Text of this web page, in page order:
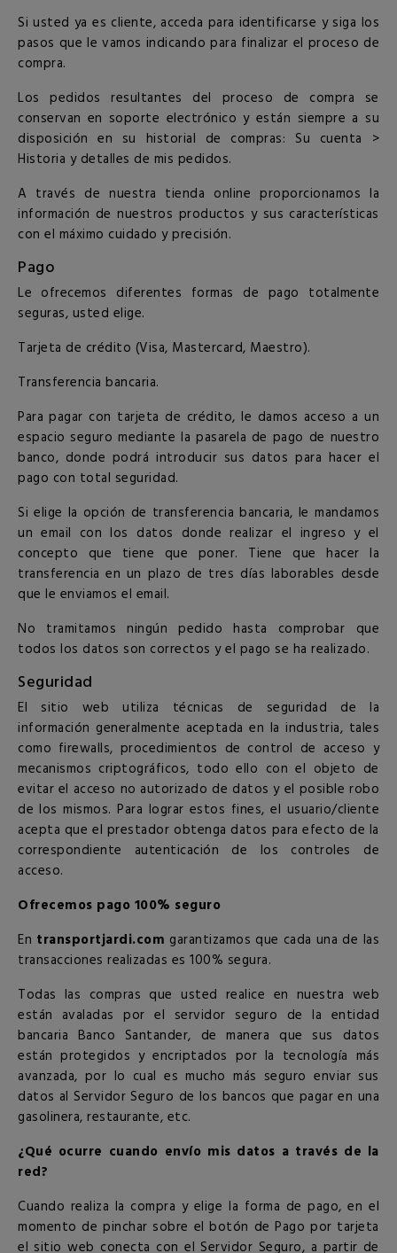
Si usted ya es cliente, acceda para identificarse y siga los
pasos que le vamos indicando para finalizar el proceso de
compra.
Los pedidos resultantes del proceso de compra se
conservan en soporte electrónico y están siempre a su
disposición en su historial de compras: Su cuenta >
Historia y detalles de mis pedidos.
A través de nuestra tienda online proporcionamos la
información de nuestros productos y sus características
con el máximo cuidado y precisión.
Pago
Le ofrecemos diferentes formas de pago totalmente
seguras, usted elige.
Tarjeta de crédito (Visa, Mastercard, Maestro).
Transferencia bancaria.
Para pagar con tarjeta de crédito, le damos acceso a un
espacio seguro mediante la pasarela de pago de nuestro
banco, donde podrá introducir sus datos para hacer el
pago con total seguridad.
Si elige la opción de transferencia bancaria, le mandamos
un email con los datos donde realizar el ingreso y el
concepto que tiene que poner. Tiene que hacer la
transferencia en un plazo de tres días laborables desde
que le enviamos el email.
No tramitamos ningún pedido hasta comprobar que
todos los datos son correctos y el pago se ha realizado.
Seguridad
El sitio web utiliza técnicas de seguridad de la
información generalmente aceptada en la industria, tales
como firewalls, procedimientos de control de acceso y
mecanismos criptográficos, todo ello con el objeto de
evitar el acceso no autorizado de datos y el posible robo
de los mismos. Para lograr estos fines, el usuario/cliente
acepta que el prestador obtenga datos para efecto de la
correspondiente autenticación de los controles de
acceso.
Ofrecemos pago 100% seguro
En transportjardi.com garantizamos que cada una de las
transacciones realizadas es 100% segura.
Todas las compras que usted realice en nuestra web
están avaladas por el servidor seguro de la entidad
bancaria Banco Santander, de manera que sus datos
están protegidos y encriptados por la tecnología más
avanzada, por lo cual es mucho más seguro enviar sus
datos al Servidor Seguro de los bancos que pagar en una
gasolinera, restaurante, etc.
¿Qué ocurre cuando envío mis datos a través de la
red?
Cuando realiza la compra y elige la forma de pago, en el
momento de pinchar sobre el botón de Pago por tarjeta
el sitio web conecta con el Servidor Seguro, a partir de